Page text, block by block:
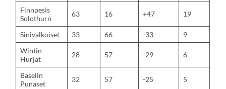
Finnpesis
Solothurn
63 16 +47 19
Sinivalkoiset 33 66 -33
9
Wintin
Hurjat
28 57 -29 6
Baselin
Punaset
32 57 -25 5